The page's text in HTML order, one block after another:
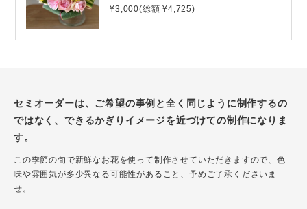
¥3,000(総額 ¥4,725)
セミオーダーは、ご希望の事例と全く同じように制作するの
ではなく、できるかぎりイメージを近づけての制作になりま
す。
この季節の旬で新鮮なお花を使って制作させていただきますので、色
味や雰囲気が多少異なる可能性があること、予めご了承くださいま
せ。